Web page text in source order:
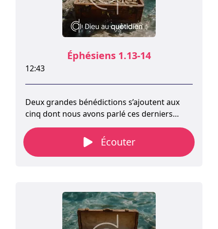
Éphésiens 1.13-14
12:43
Deux grandes bénédictions s’ajoutent aux
cinq dont nous avons parlé ces derniers
jours.
Écouter